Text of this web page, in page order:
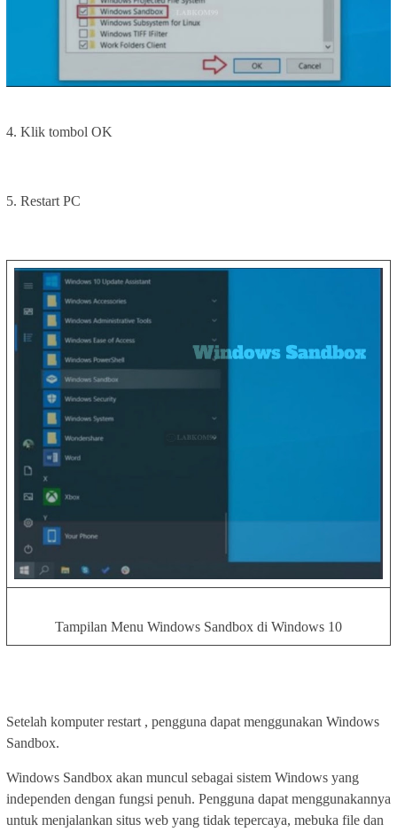
4. Klik tombol OK
5. Restart PC
Tampilan Menu Windows Sandbox di Windows 10
Setelah komputer restart , pengguna dapat menggunakan Windows
Sandbox.
Windows Sandbox akan muncul sebagai sistem Windows yang
independen dengan fungsi penuh. Pengguna dapat menggunakannya
untuk menjalankan situs web yang tidak tepercaya, mebuka file dan